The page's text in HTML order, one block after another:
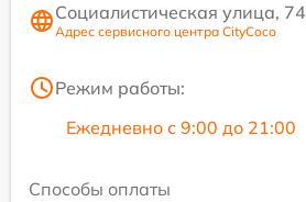
Социалистическая улица, 74
Адрес сервисного центра CityCoco
Режим работы:
Ежедневно с 9:00 до 21:00
Способы оплаты